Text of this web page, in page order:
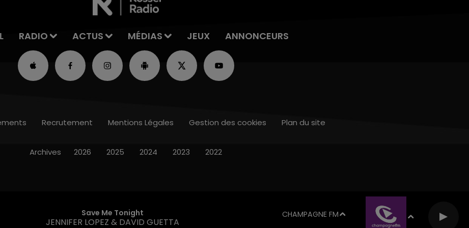
RADIO ACTUS MÉDIAS JEUX ANNONCEURS
Save Me Tonight
JENNIFER LOPEZ & DAVID GUETTA
CHAMPAGNE FM
Recrutement Mentions Légales Gestion des cookies Plan du site
Archives 2026 2025 2024 2023 2022